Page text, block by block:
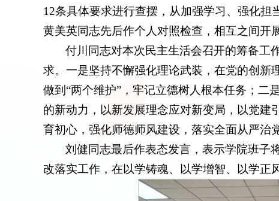
12条具体要求进行查摆，从加强学习、强化
黄美英同志先后作个人对照检查，相互之间开
付川同志对本次民主生活会召开的筹备工
求。一是坚持不懈强化理论武装，在党的创新
做到“两个维护”，牢记立德树人根本任务；二
的新动力，以新发展理念应对新变局，以党建
育初心，强化师德师风建设，落实全面从严治
刘健同志最后作表态发言，表示学院班子
改落实工作，在以学铸魂、以学增智、以学正